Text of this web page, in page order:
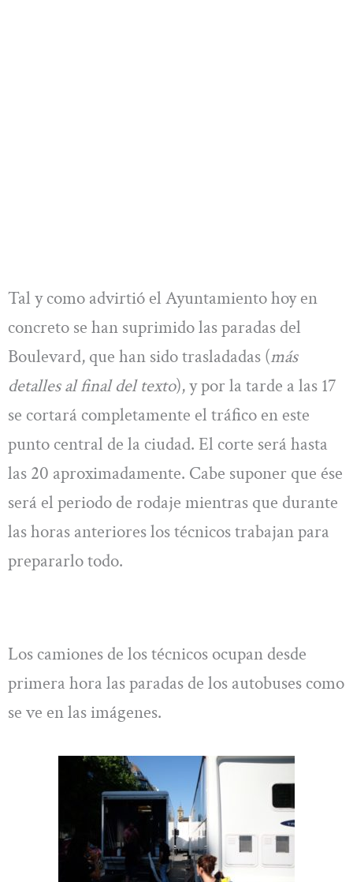
Tal y como advirtió el Ayuntamiento hoy en
concreto se han suprimido las paradas del
Boulevard, que han sido trasladadas (más
detalles al final del texto), y por la tarde a las 17
se cortará completamente el tráfico en este
punto central de la ciudad. El corte será hasta
las 20 aproximadamente. Cabe suponer que ése
será el periodo de rodaje mientras que durante
las horas anteriores los técnicos trabajan para
prepararlo todo.
Los camiones de los técnicos ocupan desde
primera hora las paradas de los autobuses como
se ve en las imágenes.